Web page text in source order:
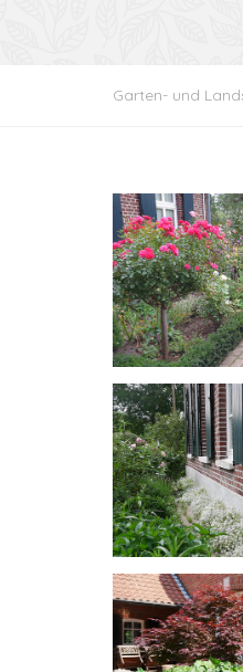
Garten- und